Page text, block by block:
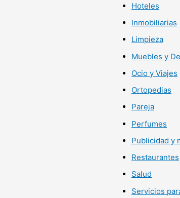
Hoteles
Inmobiliarias
Limpieza
Muebles y
Ocio y Viajes
Ortopedias
Pareja
Perfumes
Publicidad y
Restaurantes
Salud
Servicios